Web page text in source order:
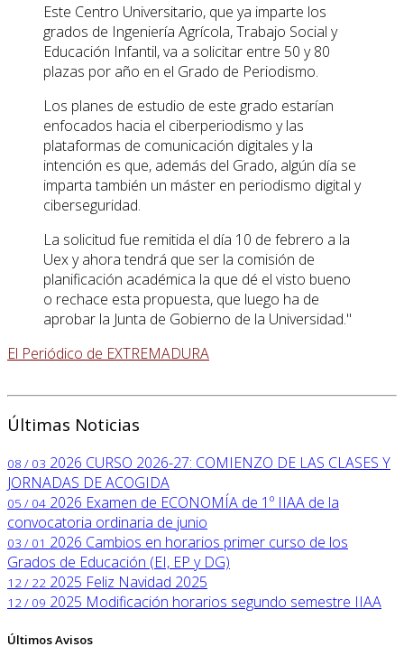
Este Centro Universitario, que ya imparte los
grados de Ingeniería Agrícola, Trabajo Social y
Educación Infantil, va a solicitar entre 50 y 80
plazas por año en el Grado de Periodismo.
Los planes de estudio de este grado estarían
enfocados hacia el ciberperiodismo y las
plataformas de comunicación digitales y la
intención es que, además del Grado, algún día se
imparta también un máster en periodismo digital y
ciberseguridad.
La solicitud fue remitida el día 10 de febrero a la
Uex y ahora tendrá que ser la comisión de
planificación académica la que dé el visto bueno
o rechace esta propuesta, que luego ha de
aprobar la Junta de Gobierno de la Universidad."
El Periódico de EXTREMADURA
Últimas Noticias
08 / 03 2026 CURSO 2026-27: COMIENZO DE LAS CLASES Y
JORNADAS DE ACOGIDA
05 / 04 2026 Examen de ECONOMÍA de 1º IIAA de la
convocatoria ordinaria de junio
03 / 01 2026 Cambios en horarios primer curso de los
Grados de Educación (EI, EP y DG)
12 / 22 2025 Feliz Navidad 2025
12 / 09 2025 Modificación horarios segundo semestre IIAA
Últimos Avisos